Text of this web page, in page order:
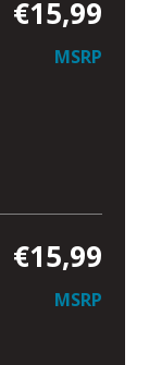
€15,99
MSRP
€15,99
MSRP